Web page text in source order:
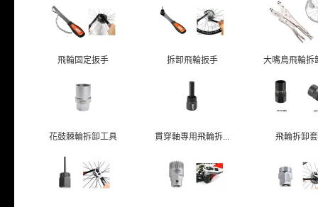
飛輪固定扳手 拆卸飛輪扳手 大嘴鳥飛輪拆
花鼓棘輪拆卸工具 貫穿軸專用飛輪拆... 飛輪拆卸